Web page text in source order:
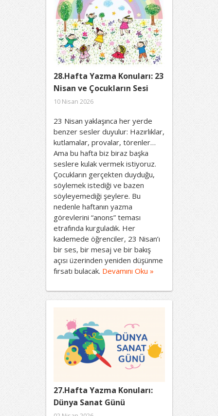
28.Hafta Yazma Konuları: 23
Nisan ve Çocukların Sesi
10 Nisan 2026
23 Nisan yaklaşınca her yerde
benzer sesler duyulur: Hazırlıklar,
kutlamalar, provalar, törenler…
Ama bu hafta biz biraz başka
seslere kulak vermek istiyoruz.
Çocukların gerçekten duyduğu,
söylemek istediği ve bazen
söyleyemediği şeylere. Bu
nedenle haftanın yazma
görevlerini “anons” teması
etrafında kurguladık. Her
kademede öğrenciler, 23 Nisan’ı
bir ses, bir mesaj ve bir bakış
açısı üzerinden yeniden düşünme
fırsatı bulacak. Devamını Oku »
27.Hafta Yazma Konuları:
Dünya Sanat Günü